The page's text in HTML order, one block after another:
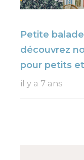
Petite
découvrez
pour petits
il y a 7 ans